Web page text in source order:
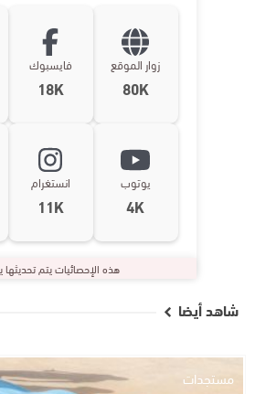
زوار الموقع
80K
فايسبوك
18K
يوتوب
4K
انستغرام
11K
هذه الإحصائيات يتم تحديثها
شاهد أيضا
مستجدات